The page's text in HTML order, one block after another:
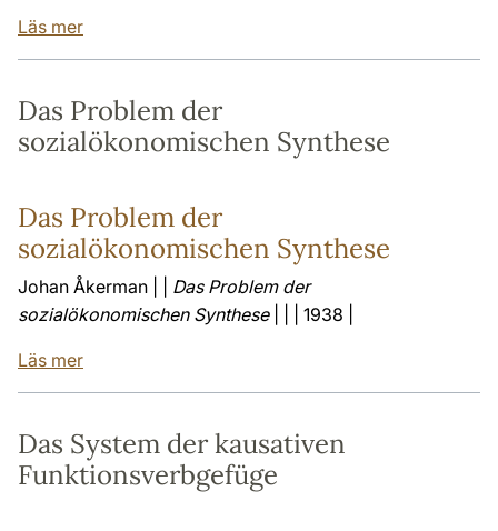
Läs mer
Das Problem der
sozialökonomischen Synthese
Das Problem der
sozialökonomischen Synthese
Johan Åkerman | | Das Problem der
sozialökonomischen Synthese| | | 1938 |
Läs mer
Das System der kausativen
Funktionsverbgefüge